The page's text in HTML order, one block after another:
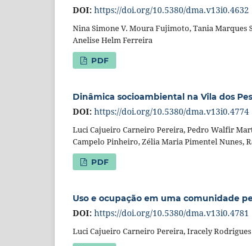
DOI: https://doi.org/10.5380/dma.v13i0.4632
Nina Simone V. Moura Fujimoto, Tania
Anelise Helm Ferreira
PDF
Dinâmica socioambiental na Vila dos
DOI: https://doi.org/10.5380/dma.v13i0.4774
Luci Cajueiro Carneiro Pereira, Pedro Walfir
Campelo Pinheiro, Zélia Maria Pimentel Nunes,
PDF
Uso e ocupação em uma comunidade
DOI: https://doi.org/10.5380/dma.v13i0.4781
Luci Cajueiro Carneiro Pereira, Iracely